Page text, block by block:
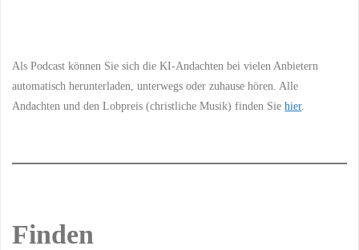
Als Podcast können Sie sich die KI-Andachten bei vielen Anbietern
automatisch herunterladen, unterwegs oder zuhause hören. Alle
Andachten und den Lobpreis (christliche Musik) finden Siehier.
Finden